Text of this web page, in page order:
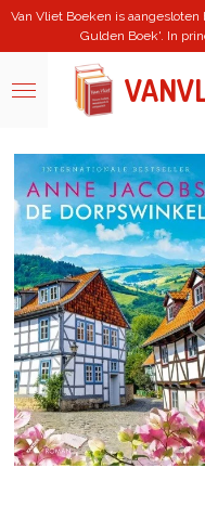
Ga
hoofdinhoud
Van Vliet Boeken is
Gulden Boek'. In